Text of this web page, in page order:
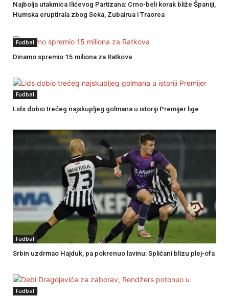
Najbolja utakmica Ilićevog Partizana: Crno-beli korak bliže Španiji,
Humska eruptirala zbog Seka, Zubairua i Traorea
Fudbal
Dinamo spremio 15 miliona za Ratkova
Fudbal
Lids dobio trećeg najskupljeg golmana u istoriji Premijer lige
Fudbal
Srbin uzdrmao Hajduk, pa pokrenuo lavinu: Splićani blizu plej-ofa
Fudbal